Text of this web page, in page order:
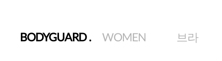
BODYGUARD. WOMEN 브라